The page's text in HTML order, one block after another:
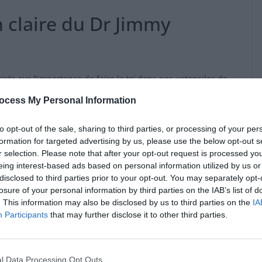
My Personal Information
opt-out of the sale, sharing to third parties, or processing of your
for targeted advertising by us, please use the below opt-out
selection. Please note that after your opt-out request is processed
interest-based ads based on personal information utilized by us
to third parties prior to your opt-out. You may separately
of your personal information by third parties on the IAB’s list of
This information may also be disclosed by us to third parties on the
Participants that may further disclose it to other third parties.
Data Processing Opt Outs
du Dr Jimmy
sur l’importance de faire le tri dans nos ustensiles de
en plastique, qui fondent au contact de la chaleur et
« le plastique contenu dans ces ustensiles se retrouve
les spatules en bois, qui sont plus sûres. Il rappelle
remplacés par des contenants en verre, surtout lorsqu’ils
fondre le plastique et contaminer les aliments.
de cuisine pour une